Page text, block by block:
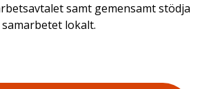
samt gemensamt stödja
lokalt.